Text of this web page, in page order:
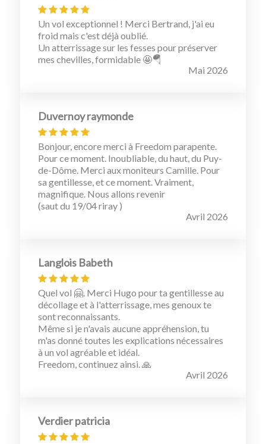
Un vol exceptionnel ! Merci Bertrand, j'ai eu
froid mais c'est déjà oublié.
Un atterrissage sur les fesses pour préserver
mes chevilles, formidable 🤩🪂
Mai 2026
Duvernoy raymonde
Bonjour, encore merci à Freedom parapente.
Pour ce moment. Inoubliable, du haut, du Puy-
de-Dôme. Merci aux moniteurs Camille. Pour
sa gentillesse, et ce moment. Vraiment,
magnifique. Nous allons revenir
(saut du 19/04 riray )
Avril 2026
Langlois Babeth
Quel vol 🤗. Merci Hugo pour ta gentillesse au
décollage et à l'atterrissage, mes genoux te
sont reconnaissants.
Même si je n'avais aucune appréhension, tu
m'as donné toutes les explications nécessaires
à un vol agréable et idéal.
Freedom, continuez ainsi. 🙏
Avril 2026
Verdier patricia